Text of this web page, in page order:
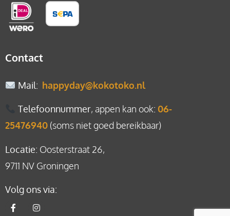
Contact
Mail: happyday@kokotoko.nl
Telefoonnummer, appen kan ook: 06-
25476940 (soms niet goed bereikbaar)
Locatie: Oosterstraat 26,
9711 NV Groningen
Volg ons via: